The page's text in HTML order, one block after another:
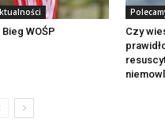
Bieg WOŚP
Czy